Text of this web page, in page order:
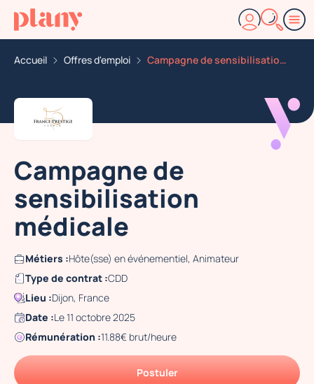
Accueil Offres d'emploi Campagne de sensibilisation medicale
Campagne de
sensibilisation
médicale
Métiers :Hôte(sse) en événementiel, Animateur
Type de contrat :CDD
Lieu :Dijon, France
Date :Le 11 octobre 2025
Rémunération :11.88€ brut/heure
Postuler